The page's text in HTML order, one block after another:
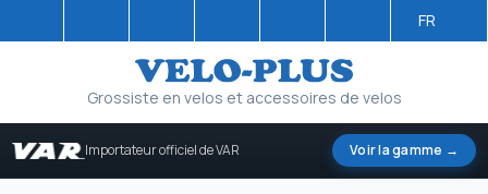
FR
Grossiste en velos et accessoires de velos
Importateur officiel de VAR Voir la gamme →